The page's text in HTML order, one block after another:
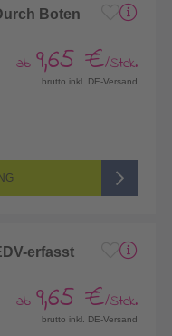
Boten
ab 9,65 €/Stck.
brutto inkl. DE-Versand
erfasst
ab 9,65 €/Stck.
brutto inkl. DE-Versand